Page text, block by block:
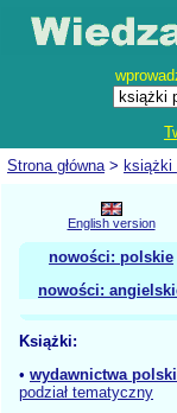
Strona główna> książki
English version
nowości: polskie
nowości:
Książki:
• wydawnictwa
podział tematyczny